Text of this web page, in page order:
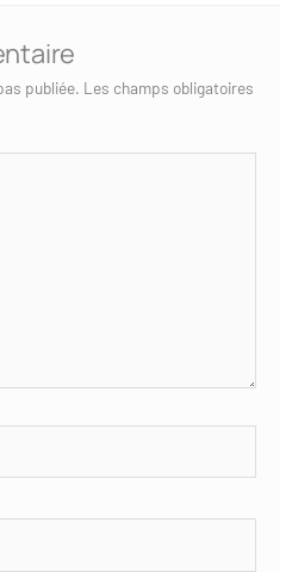
publiée. Les champs obligatoires